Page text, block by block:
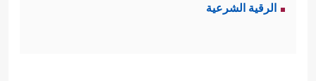
الرقية الشرعية